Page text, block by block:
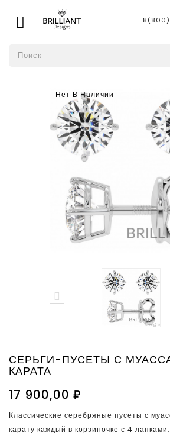

Нет В Наличии

СЕРЬГИ-ПУСЕТЫ С
КАРАТА
17 900,00 ₽
Классические серебряные пусеты с
карату каждый в корзиночке с 4